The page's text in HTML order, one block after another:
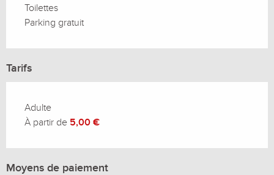
Toilettes
Parking gratuit
Tarifs
Adulte
À partir de 5,00 €
Moyens de paiement